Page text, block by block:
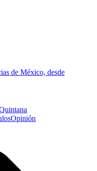
de México, desde
Opinión